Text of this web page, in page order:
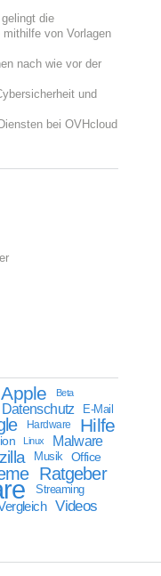
die
von Vorlagen
nach wie vor der
und
bei OVHcloud
Apple
Beta
Datenschutz E-Mail
Hardware Hilfe
Linux Malware
Musik Office
Ratgeber
Streaming
Videos